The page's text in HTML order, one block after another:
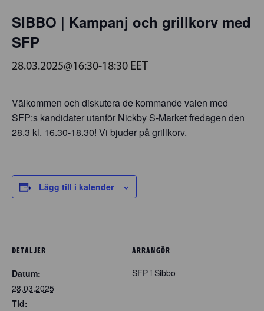
SIBBO | Kampanj och grillkorv med
SFP
28.03.2025@16:30-18:30 EET
Välkommen och diskutera de kommande valen med
SFP:s kandidater utanför Nickby S-Market fredagen den
28.3 kl. 16.30-18.30! Vi bjuder på grillkorv.
Lägg till i kalender
DETALJER
Datum:
28.03.2025
Tid:
ARRANGÖR
SFP i Sibbo